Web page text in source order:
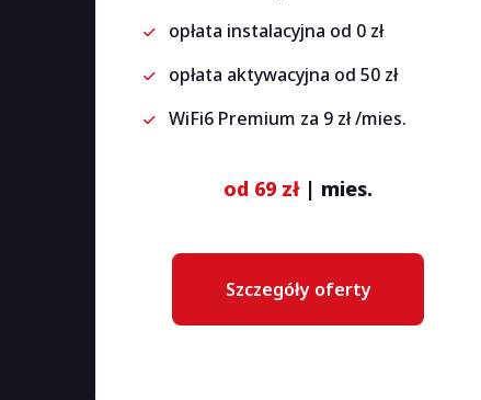
opłata instalacyjna od 0 zł
opłata aktywacyjna od 50 zł
WiFi6 Premium za 9 zł /mies.
od 69 zł | mies.
Szczegóły oferty